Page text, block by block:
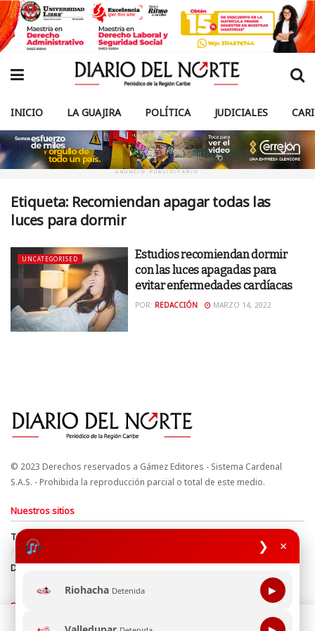
❯ ×
Riohacha Detenida ▶
INICIO LA GUAJIRA POLÍTICA JUDICIALES
ANUNCIO PUBLICITARIO
Etiqueta: Recomiendan apagar todas las
luces para dormir
UNCATEGORISED
Estudios recomiendan dormir
con las luces apagadas para
evitar enfermedades cardíacas
POR: REDACCIÓN MARZO 14, 2022
© 2023 Derechos reservados a Gámez Editores - Sistema Cardenal
S.A.S. - Prohibida la reproducción parcial o total de este medio.
Nuestros sitios
Términos y Condiciones
Derechos de Autor y Propiedad Intelectual
Política de uso de cookies
Política de Tratamiento de Datos
Directrices Editoriales
Síguenos
Esta página web usa cookie para mejorar tu experiencia de